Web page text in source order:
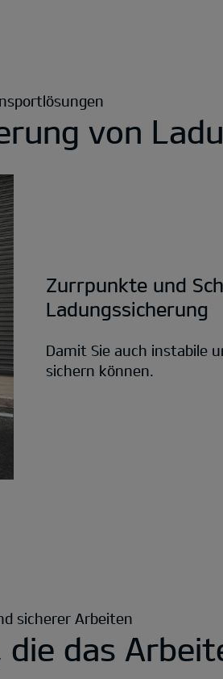
von
Zurrpunkte und
Ladungssicherung
Damit Sie auch instabile
sichern können.
sicherer Arbeiten
das